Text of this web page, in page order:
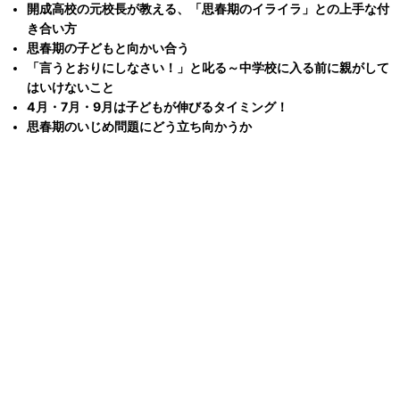
開成高校の元校長が教える、「思春期のイライラ」との上手な付
き合い方
思春期の子どもと向かい合う
「言うとおりにしなさい！」と叱る～中学校に入る前に親がして
はいけないこと
4月・7月・9月は子どもが伸びるタイミング！
思春期のいじめ問題にどう立ち向かうか